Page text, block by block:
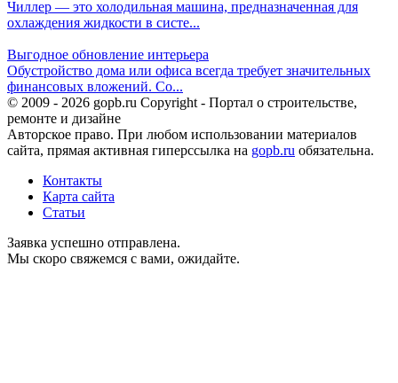
Чиллер — это холодильная машина, предназначенная для
охлаждения жидкости в систе...
Выгодное обновление интерьера
Обустройство дома или офиса всегда требует значительных
финансовых вложений. Со...
© 2009 - 2026 gopb.ru Copyright - Портал о строительстве,
ремонте и дизайне
Авторское право. При любом использовании материалов
сайта, прямая активная гиперссылка на gopb.ru обязательна.
Контакты
Карта сайта
Статьи
Заявка успешно отправлена.
Мы скоро свяжемся с вами, ожидайте.